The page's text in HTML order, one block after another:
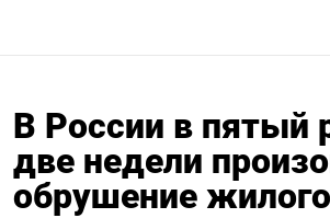
В России в пятый
две недели
обрушение